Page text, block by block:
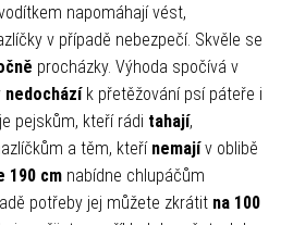
napomáhají vést,
v případě nebezpečí. Skvěle se
procházky. Výhoda spočívá v
nedocházík přetěžování psí páteře i
pejskům, kteří rádi tahají,
a těm, kteří nemajív oblibě
190 cm nabídne chlupáčům
potřeby jej můžete zkrátit na 100